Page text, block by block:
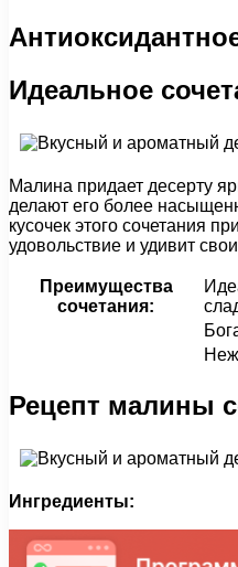
Идеальное
Малина придает десерту
делают его более
кусочек этого сочетания
удовольствие и удивит
Преимущества
сочетания:
Рецепт малины
Ингредиенты: